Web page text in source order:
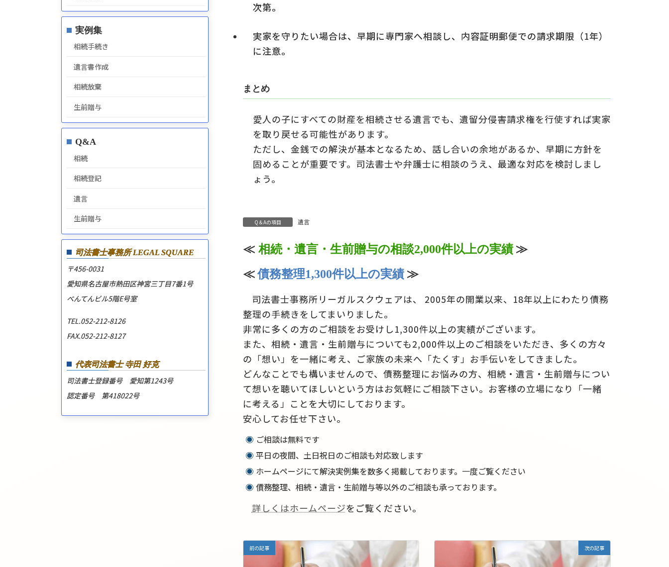
次第。
実家を守りたい場合は、早期に専門家へ相談し、内容証明郵便での請求期限（1年）
に注意。
まとめ
愛人の子にすべての財産を相続させる遺言でも、遺留分侵害請求権を行使すれば実家
を取り戻せる可能性があります。
ただし、金銭での解決が基本となるため、話し合いの余地があるか、早期に方針を
固めることが重要です。司法書士や弁護士に相談のうえ、最適な対応を検討しまし
ょう。
Q＆Aの項目 遺言
≪ 相続・遺言・生前贈与の相談2,000件以上の実績 ≫
≪債務整理1,300件以上の実績 ≫
司法書士事務所リーガルスクウェアは、 2005年の開業以来、18年以上にわたり債務
整理の手続きをしてまいりました。
非常に多くの方のご相談をお受けし1,300件以上の実績がございます。
また、相続・遺言・生前贈与についても2,000件以上のご相談をいただき、多くの方々
の「想い」を一緒に考え、ご家族の未来へ「たくす」お手伝いをしてきました。
どんなことでも構いませんので、債務整理にお悩みの方、相続・遺言・生前贈与につい
て想いを聴いてほしいという方はお気軽にご相談下さい。お客様の立場になり「一緒
に考える」ことを大切にしております。
安心してお任せ下さい。
ご相談は無料です
平日の夜間、土日祝日のご相談も対応致します
ホームページにて解決実例集を数多く掲載しております。一度ご覧ください
債務整理、相続・遺言・生前贈与等以外のご相談も承っております。
詳しくはホームページをご覧ください。
前の記事 次の記事
実例集
相続手続き
遺言書作成
相続放棄
生前贈与
Q&A
相続
相続登記
遺言
生前贈与
司法書士事務所LEGAL SQUARE
〒456-0031
愛知県名古屋市熱田区神宮三丁目7番1号
べんてんビル5階E号室
TEL.052-212-8126
FAX.052-212-8127
代表司法書士 寺田 好克
司法書士登録番号 愛知第1243号
認定番号 第418022号